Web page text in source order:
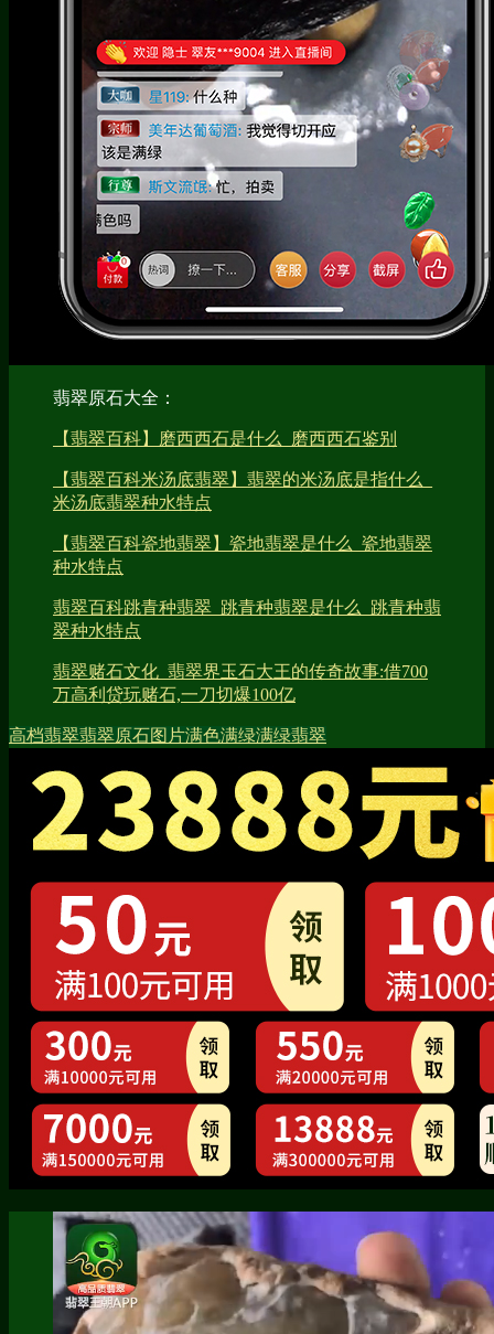
翡翠原石大全：
【翡翠百科】磨西西石是什么_磨西西石鉴别
【翡翠百科米汤底翡翠】翡翠的米汤底是指什么_
米汤底翡翠种水特点
【翡翠百科瓷地翡翠】瓷地翡翠是什么_瓷地翡翠
种水特点
翡翠百科跳青种翡翠_跳青种翡翠是什么_跳青种翡
翠种水特点
翡翠赌石文化_翡翠界玉石大王的传奇故事:借700
万高利贷玩赌石,一刀切爆100亿
高档翡翠翡翠原石图片满色满绿满绿翡翠